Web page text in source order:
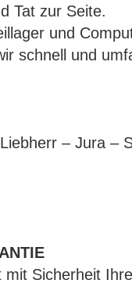
Tat zur Seite.
und
schnell und
– Jura –
Sicherheit